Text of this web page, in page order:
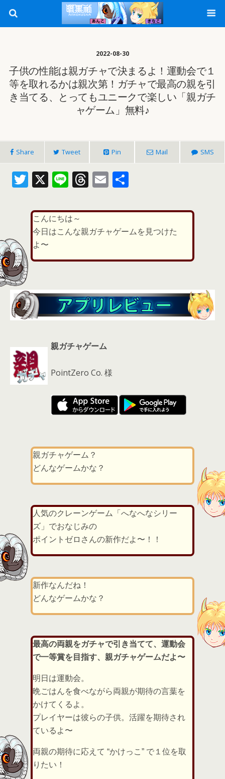
2022-08-30
子供の性能は親ガチャで決まるよ！運動会で１
等を取れるかは親次第！ガチャで最高の親を引
き当てる、とってもユニークで楽しい「親ガチ
ャゲーム」無料♪
Share Tweet Pin Mail SMS
T
itt
er
X Li
e
T
re
a
s
E
ai
l
こんにちは～
今日はこんな親ガチャゲームを見つけた
よ〜
親ガチャゲーム
PointZero Co. 様
親ガチャゲーム？
どんなゲームかな？
人気のクレーンゲーム「へなへなシリー
ズ」でおなじみの
ポイントゼロさんの新作だよ〜！！
新作なんだね！
どんなゲームかな？
最高の両親をガチャで引き当てて、運動会
で一等賞を目指す、親ガチャゲームだよ〜
明日は運動会。
晩ごはんを食べながら両親が期待の言葉を
かけてくるよ。
プレイヤーは彼らの子供。活躍を期待され
ているよ〜
両親の期待に応えて “かけっこ” で１位を取
りたい！